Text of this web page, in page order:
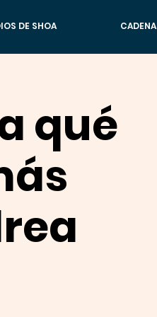
DE SHOA CADENA
qué